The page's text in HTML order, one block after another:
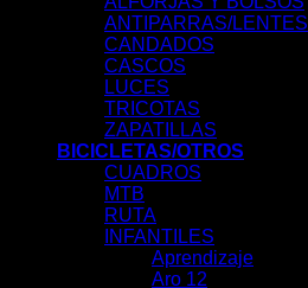
ANTIPARRAS/LENTES
CANDADOS
CASCOS
LUCES
TRICOTAS
ZAPATILLAS
BICICLETAS/OTROS
CUADROS
MTB
RUTA
INFANTILES
Aprendizaje
Aro 12